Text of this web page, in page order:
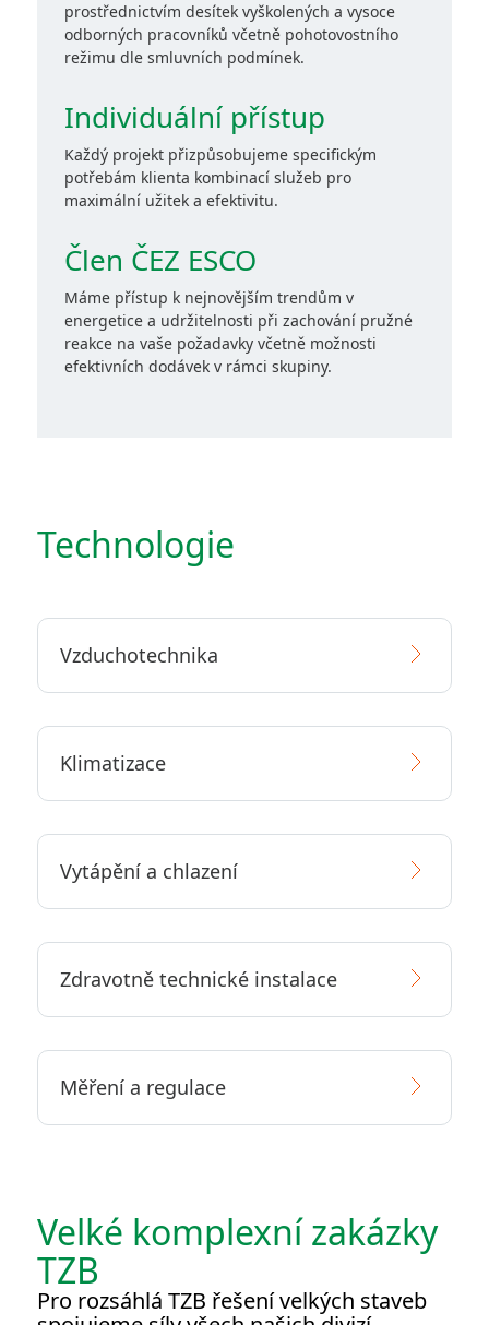
prostřednictvím desítek vyškolených a vysoce
odborných pracovníků včetně pohotovostního
režimu dle smluvních podmínek.
Individuální přístup
Každý projekt přizpůsobujeme specifickým
potřebám klienta kombinací služeb pro
maximální užitek a efektivitu.
Člen ČEZ ESCO
Máme přístup k nejnovějším trendům v
energetice a udržitelnosti při zachování pružné
reakce na vaše požadavky včetně možnosti
efektivních dodávek v rámci skupiny.
Technologie
Vzduchotechnika
Klimatizace
Vytápění a chlazení
Zdravotně technické instalace
Měření a regulace
Velké komplexní zakázky
TZB
Pro rozsáhlá TZB řešení velkých staveb